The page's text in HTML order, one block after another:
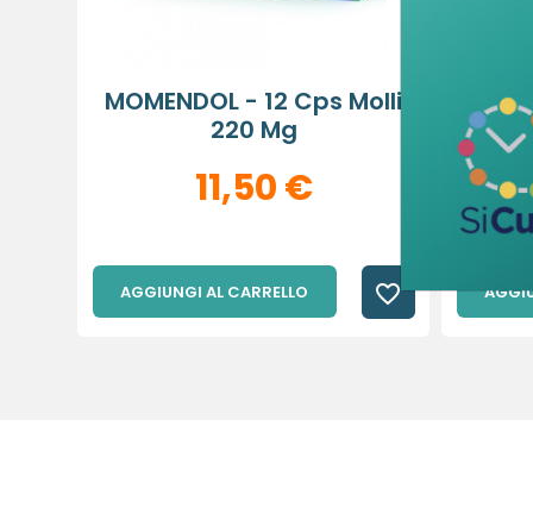
MOMENDOL - 12 Cps Molli
220 Mg
11,50 €
AGGIUNGI AL CARRELLO favorite_border